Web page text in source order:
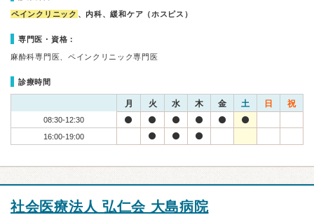
ペインクリニック 、内科、緩和ケア（ホスピス）
専門医・資格：
麻酔科専門医、ペインクリニック専門医
診療時間
月 火 水 木 金 土 日 祝
08:30-12:30
16:00-19:00
社会医療法人 弘仁会 大島病院